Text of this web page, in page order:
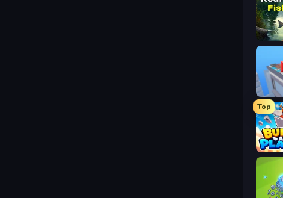
Real
Top
Build